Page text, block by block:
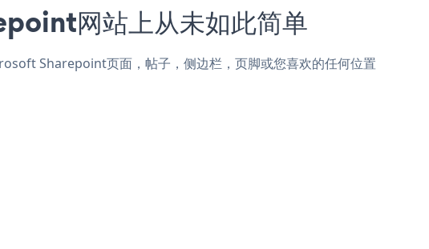
网站上从未如此简单
Sharepoint页面，帖子，侧边栏，页脚或您喜欢的任何位置